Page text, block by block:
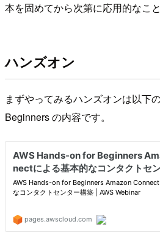
本を固めてから次第に応用的なこ
ハンズオン
まずやってみるハンズオンは以下
Beginners の内容です。